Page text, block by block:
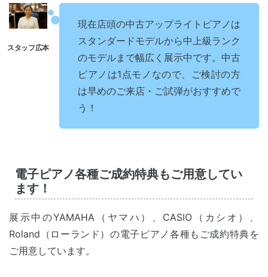
現在店頭の中古アップライトピアノは
スタンダードモデルから中上級ランク
のモデルまで幅広く展示中です。中古
ピアノは1点モノなので、ご検討の方
は早めのご来店・ご試弾がおすすめで
う！
電子ピアノ各種ご成約特典もご用意してい
ます！
展示中のYAMAHA（ヤマハ）、CASIO（カシオ）、
Roland（ローランド）の電子ピアノ各種もご成約特典を
ご用意しています。